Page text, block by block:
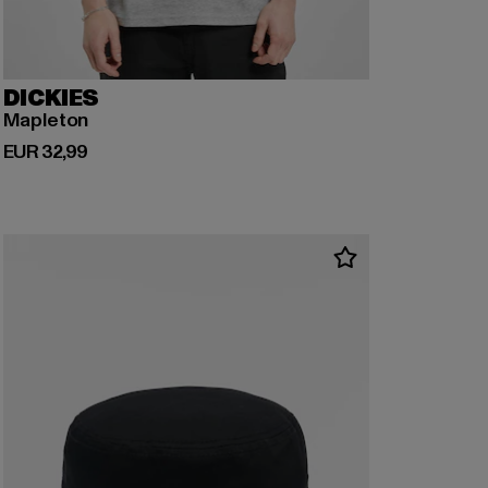
DICKIES
Mapleton
EUR 32,99
Huidige prijs: EUR 32,99